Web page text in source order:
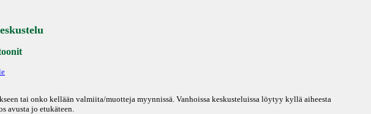
tai onko kellään valmiita/muotteja myynnissä. Vanhoissa keskusteluissa löytyy kyllä aiheesta
jo etukäteen.